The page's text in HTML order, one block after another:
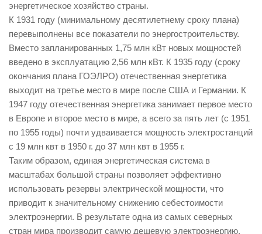
энергетическое хозяйство страны.
К 1931 году (минимальному десятилетнему сроку плана)
перевыполнены все показатели по энергостроительству.
Вместо запланированных 1,75 млн кВт новых мощностей
введено в эксплуатацию 2,56 млн кВт. К 1935 году (сроку
окончания плана ГОЭЛРО) отечественная энергетика
выходит на третье место в мире после США и Германии. К
1947 году отечественная энергетика занимает первое место
в Европе и второе место в мире, а всего за пять лет (с 1951
по 1955 годы) почти удваивается мощность электростанций
с 19 млн квт в 1950 г. до 37 млн квт в 1955 г.
Таким образом, единая энергетическая система в
масштабах большой страны позволяет эффективно
использовать резервы электрической мощности, что
приводит к значительному снижению себестоимости
электроэнергии. В результате одна из самых северных
стран мира производит самую дешевую электроэнергию.